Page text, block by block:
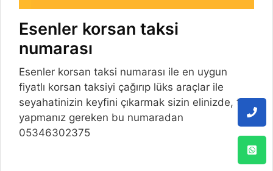
Esenler korsan taksi
numarası
Esenler korsan taksi numarası ile en uygun
fiyatlı korsan taksiyi çağırıp lüks araçlar ile
seyahatinizin keyfini çıkarmak sizin elinizde, tek
yapmanız gereken bu numaradan
05346302375